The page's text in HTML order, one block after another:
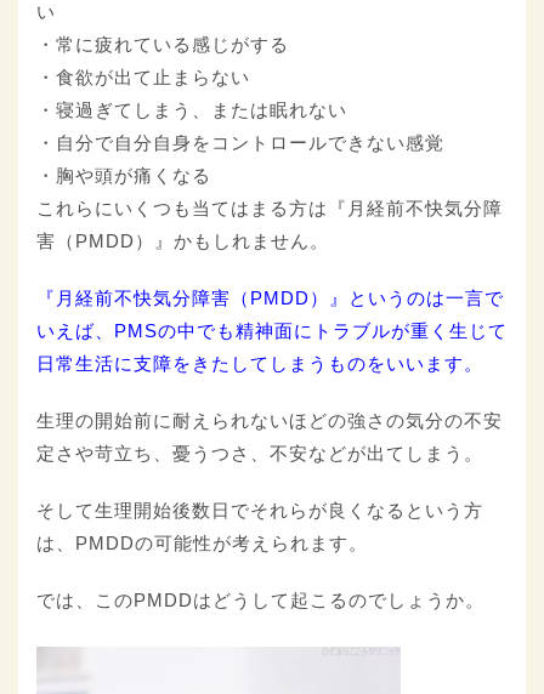
い
・常に疲れている感じがする
・食欲が出て止まらない
・寝過ぎてしまう、または眠れない
・自分で自分自身をコントロールできない感覚
・胸や頭が痛くなる
これらにいくつも当てはまる方は『月経前不快気分障
害（PMDD）』かもしれません。
『月経前不快気分障害（PMDD）』というのは一言で
いえば、PMSの中でも精神面にトラブルが重く生じて
日常生活に支障をきたしてしまうものをいいます。
生理の開始前に耐えられないほどの強さの気分の不安
定さや苛立ち、憂うつさ、不安などが出てしまう。
そして生理開始後数日でそれらが良くなるという方
は、PMDDの可能性が考えられます。
では、このPMDDはどうして起こるのでしょうか。